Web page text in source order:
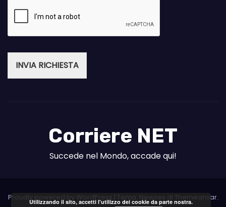
INVIA RICHIESTA
Corriere NET
Succede nel Mondo, accade qui!
Proudly powered by WordPress Tema: Newses di Themeansar.
Utilizzando il sito, accetti l'utilizzo dei cookie da parte nostra.